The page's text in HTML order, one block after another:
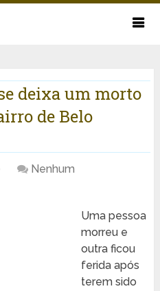
deixa um morto
de Belo
Nenhum
Uma pessoa
morreu e
outra ficou
ferida após
terem sido